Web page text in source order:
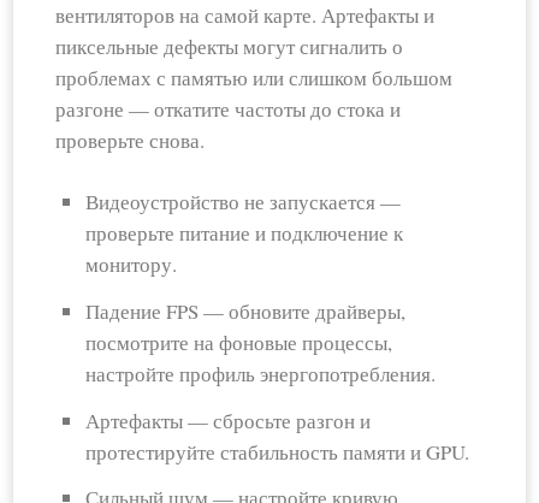
вентиляторов на самой карте. Артефакты и
пиксельные дефекты могут сигналить о
проблемах с памятью или слишком большом
разгоне — откатите частоты до стока и
проверьте снова.
Видеоустройство не запускается —
проверьте питание и подключение к
монитору.
Падение FPS — обновите драйверы,
посмотрите на фоновые процессы,
настройте профиль энергопотребления.
Артефакты — сбросьте разгон и
протестируйте стабильность памяти и GPU.